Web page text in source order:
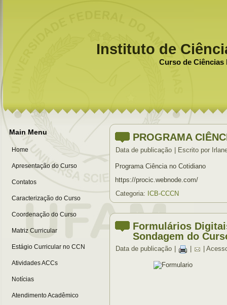
Instituto de
Curso de Ciências
Main Menu
Home
Apresentação do Curso
Contatos
Caracterização do Curso
Coordenação do Curso
Matriz Curricular
Estágio Curricular no CCN
Atividades ACCs
Notícias
Atendimento Acadêmico
PROGRAMA
Data de publicação Escrito por
Programa Ciência no Cotidiano
https://procic.webnode.com/
Categoria: ICB-CCCN
Formulários
Sondagem do
Data de publicação |